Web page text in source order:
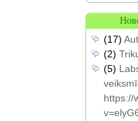
(17)
(2)
(5)
https://